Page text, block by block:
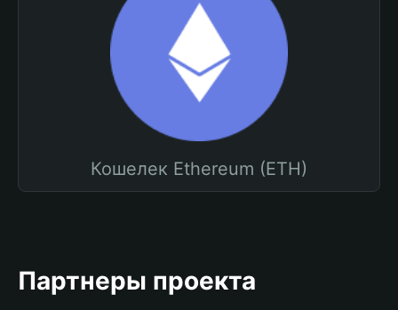
Кошелек Ethereum (ETH)
Партнеры проекта